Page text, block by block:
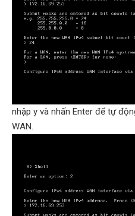
nhập y và nhấn Enter để tự
WAN.